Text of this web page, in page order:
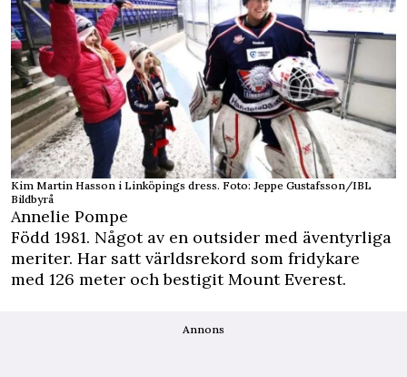
Kim Martin Hasson i Linköpings dress. Foto: Jeppe Gustafsson/IBL
Bildbyrå
Annelie Pompe
Född 1981. Något av en outsider med äventyrliga
meriter. Har satt världsrekord som fridykare
med 126 meter och bestigit Mount Everest.
Annons